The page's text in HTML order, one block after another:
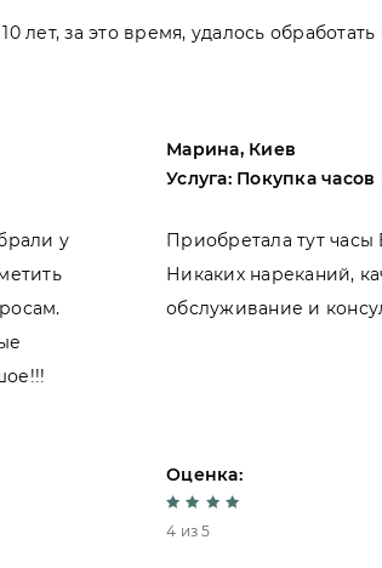
лет, за это время, удалось
у
Марина, Киев
Услуга: Покупка
Приобретала тут часы
Никаких нареканий,
обслуживание и
Оценка:
4 из 5